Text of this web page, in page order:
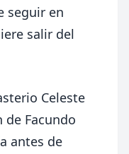
seguir en
salir del
Celeste
Facundo
antes de